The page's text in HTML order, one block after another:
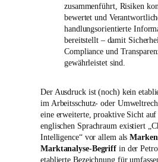
zusammenführt, Risiken
bewertet und
handlungsorientierte
bereitstellt – damit
Compliance und
gewährleistet sind.
Der Ausdruck ist (noch) kein
im Arbeitsschutz- oder
eine erweiterte, proaktive Sicht
englischen Sprachraum existiert
Intelligence“ vor allem als
Marktanalyse-Begriff in der
etablierte Bezeichnung für